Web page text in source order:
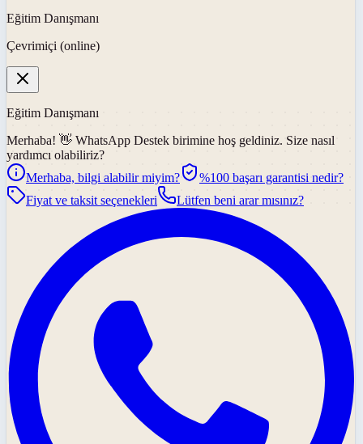
Eğitim Danışmanı
Çevrimiçi (online)
Eğitim Danışmanı
Merhaba! 👋 WhatsApp Destek birimine hoş geldiniz. Size nasıl
yardımcı olabiliriz?
Merhaba, bilgi alabilir miyim?
%100 başarı garantisi nedir?
Fiyat ve taksit seçenekleri
Lütfen beni arar mısınız?